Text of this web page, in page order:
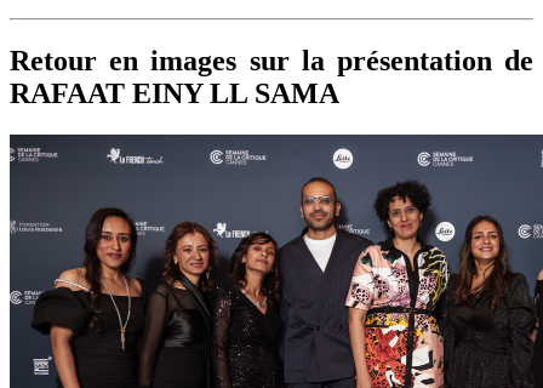
Retour en images sur la présentation de
RAFAAT EINY LL SAMA